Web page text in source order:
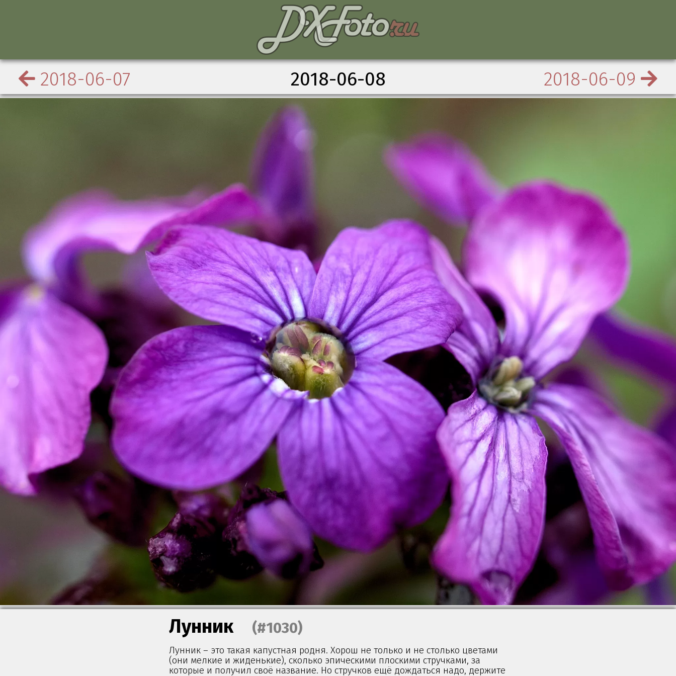
2018-06-07 2018-06-08 2018-06-09
Лунник (#1030)
Лунник – это такая капустная родня. Хорош не только и не столько цветами
(они мелкие и жиденькие), сколько эпическими плоскими стручками, за
которые и получил своё название. Но стручков ещё дождаться надо, держите